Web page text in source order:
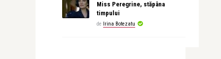
Miss Peregrine, stăpâna
timpului
de Irina Botezatu